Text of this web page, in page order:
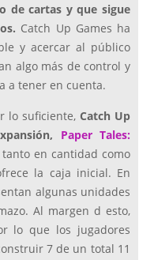
de cartas y que sigue
Catch Up Games ha
y acercar al público
algo más de control y
a tener en cuenta.
lo suficiente, Catch Up
Paper Tales:
en cantidad como
la caja inicial. En
algunas unidades
Al margen d esto,
lo que los jugadores
7 de un total 11